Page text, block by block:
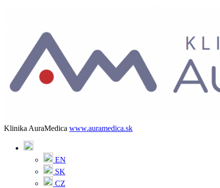
Klinika AuraMedica www.auramedica.sk
EN
SK
CZ